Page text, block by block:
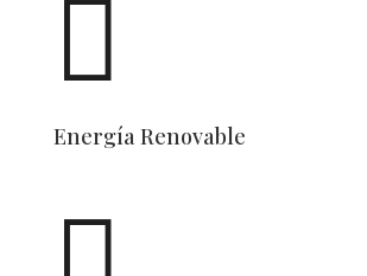

Energía Renovable
